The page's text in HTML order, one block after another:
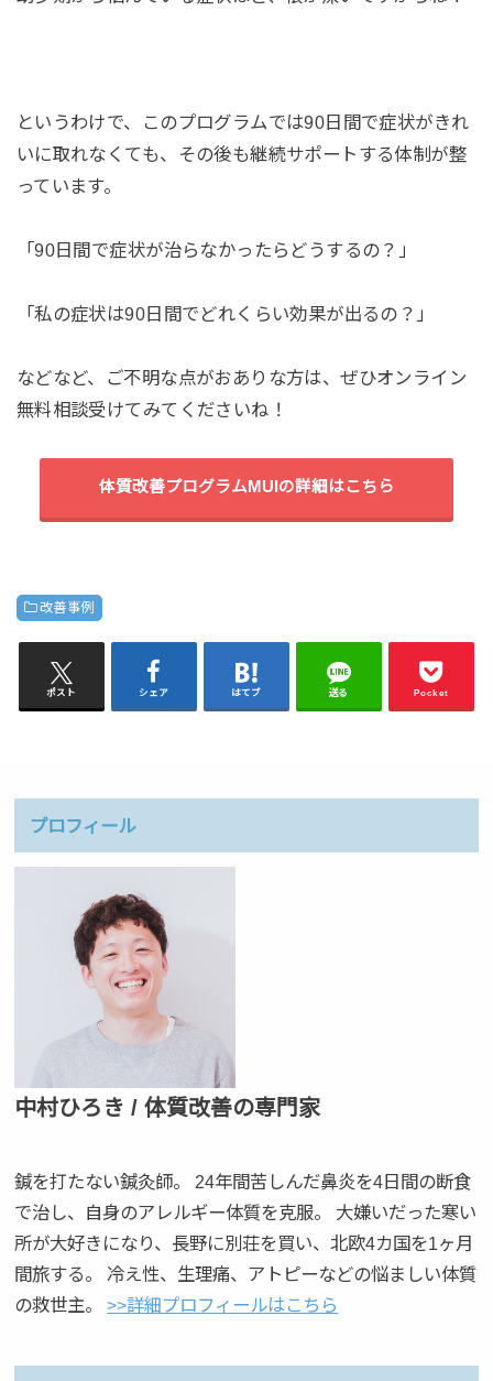
というわけで、このプログラムでは90日間で症状がきれ
いに取れなくても、その後も継続サポートする体制が整
っています。
「90日間で症状が治らなかったらどうするの？」
「私の症状は90日間でどれくらい効果が出るの？」
などなど、ご不明な点がおありな方は、ぜひオンライン
無料相談受けてみてくださいね！
体質改善プログラムMUIの詳細はこちら
改善事例
ポスト シェア はてブ 送る Pocket
プロフィール
中村ひろき / 体質改善の専門家
鍼を打たない鍼灸師。 24年間苦しんだ鼻炎を4日間の断食
で治し、自身のアレルギー体質を克服。 大嫌いだった寒い
所が大好きになり、長野に別荘を買い、北欧4カ国を1ヶ月
間旅する。 冷え性、生理痛、アトピーなどの悩ましい体質
の救世主。>>詳細プロフィールはこちら